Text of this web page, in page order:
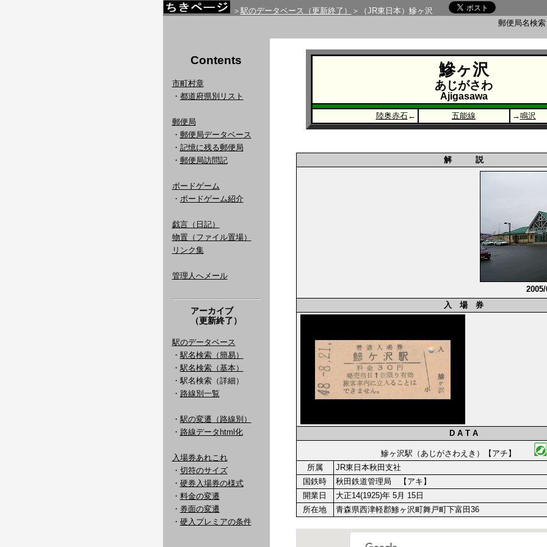
＞ 駅のデータベース（更新終了）
＞（JR東日本）鰺ヶ沢
郵便局名検
Contents
市町村章
・ 都道府県別リスト
郵便局
・ 郵便局データベース
・ 記憶に残る郵便局
・ 郵便局訪問記
ボードゲーム
・ ボードゲーム紹介
戯言（日記）
物置（ファイル置場）
リンク集
管理人へメール
アーカイブ
（更新終了）
駅のデータベース
・ 駅名検索（簡易）
・ 駅名検索（基本）
・駅名検索（詳細）
・ 路線別一覧
・ 駅の変遷（路線別）
・ 路線データhtml化
入場券あれこれ
・ 切符のサイズ
・ 硬券入場券の様式
・ 料金の変遷
・ 券面の変遷
・ 硬入プレミアの条件
鰺ヶ沢
あじがさわ
Ajigasawa
陸奥赤石← 五能線 →鳴沢
解 説
入 場 券
D A T A
鰺ヶ沢駅（あじがさわえき）【アチ】
所属
JR東日本秋田支社
国鉄時
秋田鉄道管理局 【アキ】
開業日
大正14(1925)年 5月 15日
所在地
青森県西津軽郡鯵ヶ沢町舞戸町下富田36